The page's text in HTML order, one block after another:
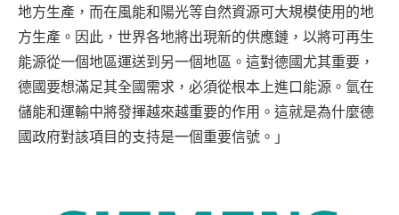
地方生產，而在風能和陽光等自然資源可大規模使用的地
方生產。因此，世界各地將出現新的供應鏈，以將可再生
能源從一個地區運送到另一個地區。這對德國尤其重要，
德國要想滿足其全國需求，必須從根本上進口能源。氫在
儲能和運輸中將發揮越來越重要的作用。這就是為什麼德
國政府對該項目的支持是一個重要信號。」